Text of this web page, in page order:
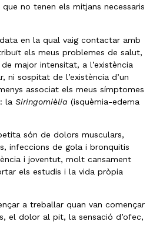
no tenen els mitjans necessaris
en la qual vaig contactar amb
els meus problemes de salut,
major intensitat, a l’existència
ni sospitat de l’existència d’un
associat els meus símptomes
laSiringomièlia (isquèmia-edema
són de dolors musculars,
infeccions de gola i bronquitis
i joventut, molt cansament
els estudis i la vida pròpia
a treballar quan van començar
el dolor al pit, la sensació d’ofec,